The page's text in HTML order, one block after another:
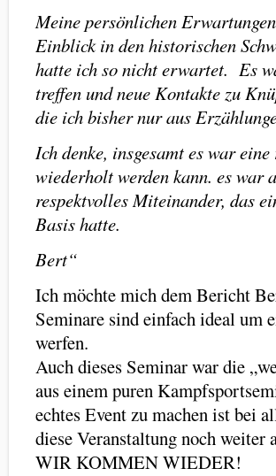
Meine persönlichen
Einblick in den historischen
hatte ich so nicht erwartet. Es
treffen und neue Kontakte zu
die ich bisher nur aus
Ich denke, insgesamt es war
wiederholt werden kann. es war
respektvolles Miteinander, das
Basis hatte.
Bert“
Ich möchte mich dem Bericht
Seminare sind einfach ideal um
werfen.
Auch dieses Seminar war die
aus einem puren
echtes Event zu machen ist bei
diese Veranstaltung noch weiter
WIR KOMMEN WIEDER!